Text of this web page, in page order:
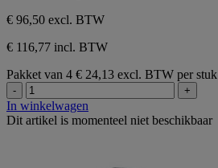
€ 96,50 excl. BTW
€ 116,77 incl. BTW
Pakket van 4 € 24,13 excl. BTW per stuk
- +
In winkelwagen
Dit artikel is momenteel niet beschikbaar